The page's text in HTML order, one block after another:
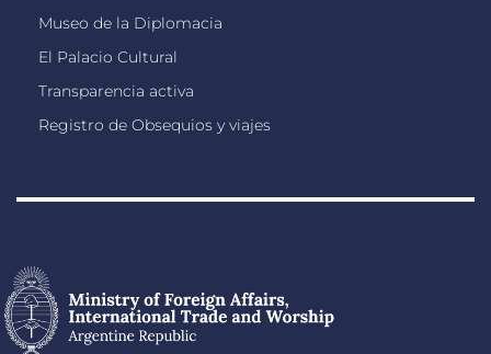
Museo de la Diplomacia
El Palacio Cultural
Transparencia activa
Registro de Obsequios y viajes